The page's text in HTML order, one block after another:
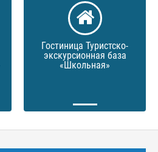
Гостиница Туристско-
экскурсионная база
«Школьная»